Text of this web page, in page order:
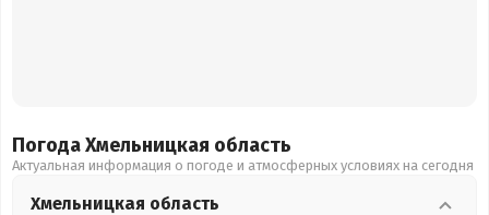
Погода Хмельницкая область
Актуальная информация о погоде и атмосферных условиях на сегодня
Хмельницкая область